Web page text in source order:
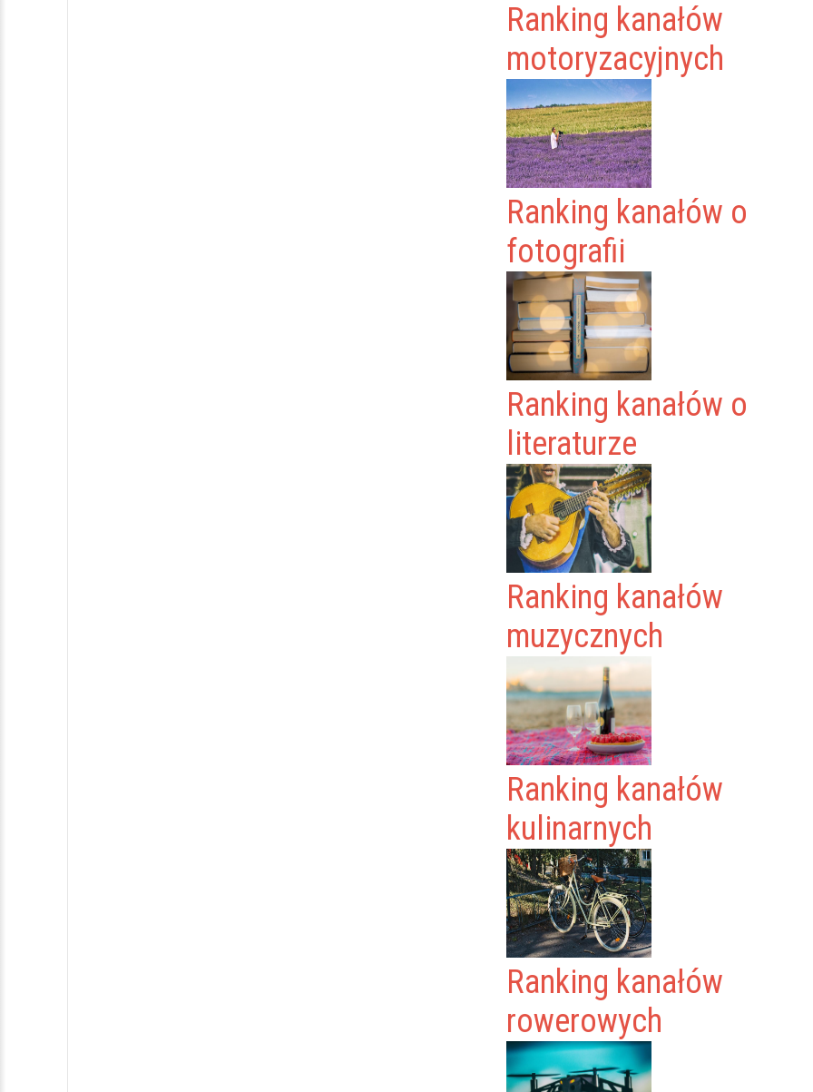
Ranking kanałów
motoryzacyjnych
Ranking kanałów o
fotografii
Ranking kanałów o
literaturze
Ranking kanałów
muzycznych
Ranking kanałów
kulinarnych
Ranking kanałów
rowerowych